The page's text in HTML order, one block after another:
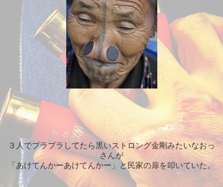
３人でプラプラしてたら黒いストロング金剛みたいなおっ
さんが
「あけてんかーあけてんかー」と民家の扉を叩いていた。